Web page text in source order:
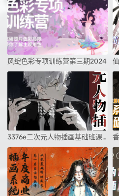
风绽色彩专项训练营第三期2024
3376e二次元人物插画基础班课程